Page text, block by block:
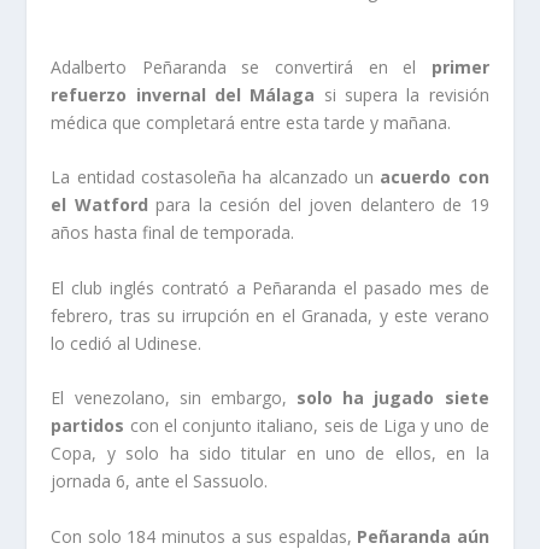
Adalberto Peñaranda se convertirá en el primer
refuerzo invernal del Málaga si supera la revisión
médica que completará entre esta tarde y mañana.
La entidad costasoleña ha alcanzado un acuerdo con
el Watford para la cesión del joven delantero de 19
años hasta final de temporada.
El club inglés contrató a Peñaranda el pasado mes de
febrero, tras su irrupción en el Granada, y este verano
lo cedió al Udinese.
El venezolano, sin embargo, solo ha jugado siete
partidos con el conjunto italiano, seis de Liga y uno de
Copa, y solo ha sido titular en uno de ellos, en la
jornada 6, ante el Sassuolo.
Con solo 184 minutos a sus espaldas, Peñaranda aún